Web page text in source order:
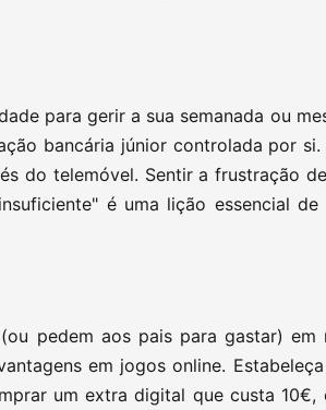
para gerir a sua semanada ou
bancária júnior controlada por si.
do telemóvel. Sentir a frustração
é uma lição essencial de
pedem aos pais para gastar) em
em jogos online.
um extra digital que custa 10€,